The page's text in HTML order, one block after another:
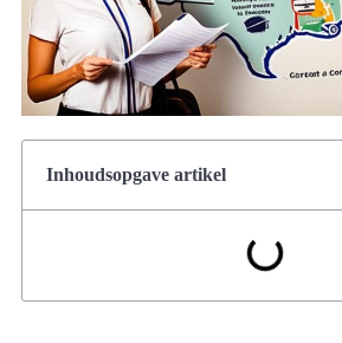
Inhoudsopgave artikel